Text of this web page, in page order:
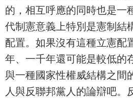
的，相互呼應的同時也是一
代制憲意義上特別是憲制結
配置。如果沒有這種立憲配
年、一千年還可能是較低的
與一種國家性權威結構之間
人與反聯邦黨人的論辯吧。